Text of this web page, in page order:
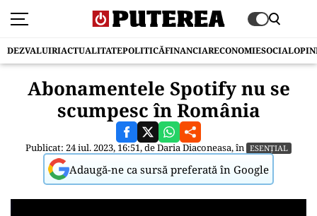
DEZVALUIRIACTUALITATEPOLITICĂFINANCIARECONOMIESOCIAL
Abonamentele Spotify nu se
scumpesc în România
Publicat: 24 iul. 2023, 16:51, deDaria Diaconeasa, în ESENȚIAL
Adaugă-ne ca sursă preferată în Google